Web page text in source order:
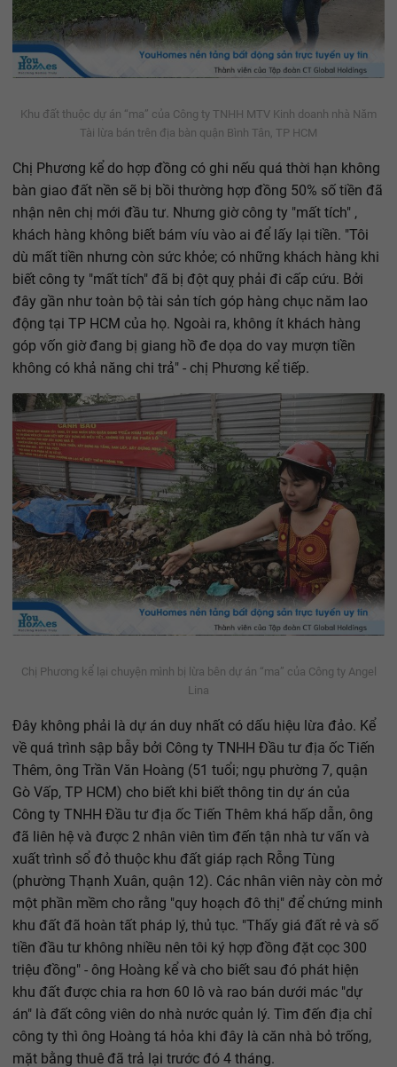
Khu đất thuộc dự án “ma” của Công ty TNHH MTV Kinh doanh nhà Năm
Tài lừa bán trên địa bàn quận Bình Tân, TP HCM
Chị Phương kể do hợp đồng có ghi nếu quá thời hạn không
bàn giao đất nền sẽ bị bồi thường hợp đồng 50% số tiền đã
nhận nên chị mới đầu tư. Nhưng giờ công ty "mất tích" ,
khách hàng không biết bám víu vào ai để lấy lại tiền. "Tôi
dù mất tiền nhưng còn sức khỏe; có những khách hàng khi
biết công ty "mất tích" đã bị đột quỵ phải đi cấp cứu. Bởi
đây gần như toàn bộ tài sản tích góp hàng chục năm lao
động tại TP HCM của họ. Ngoài ra, không ít khách hàng
góp vốn giờ đang bị giang hồ đe dọa do vay mượn tiền
không có khả năng chi trả" - chị Phương kể tiếp.
Chị Phương kể lại chuyện mình bị lừa bên dự án “ma” của Công ty Angel
Lina
Đây không phải là dự án duy nhất có dấu hiệu lừa đảo. Kể
về quá trình sập bẫy bởi Công ty TNHH Đầu tư địa ốc Tiến
Thêm, ông Trần Văn Hoàng (51 tuổi; ngụ phường 7, quận
Gò Vấp, TP HCM) cho biết khi biết thông tin dự án của
Công ty TNHH Đầu tư địa ốc Tiến Thêm khá hấp dẫn, ông
đã liên hệ và được 2 nhân viên tìm đến tận nhà tư vấn và
xuất trình sổ đỏ thuộc khu đất giáp rạch Rỗng Tùng
(phường Thạnh Xuân, quận 12). Các nhân viên này còn mở
một phần mềm cho rằng "quy hoạch đô thị" để chứng minh
khu đất đã hoàn tất pháp lý, thủ tục. "Thấy giá đất rẻ và số
tiền đầu tư không nhiều nên tôi ký hợp đồng đặt cọc 300
triệu đồng" - ông Hoàng kể và cho biết sau đó phát hiện
khu đất được chia ra hơn 60 lô và rao bán dưới mác "dự
án" là đất công viên do nhà nước quản lý. Tìm đến địa chỉ
công ty thì ông Hoàng tá hỏa khi đây là căn nhà bỏ trống,
mặt bằng thuê đã trả lại trước đó 4 tháng.